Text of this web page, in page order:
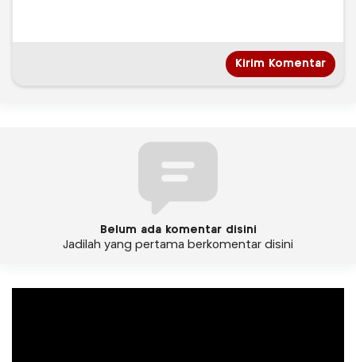
Belum ada komentar disini
Jadilah yang pertama berkomentar disini